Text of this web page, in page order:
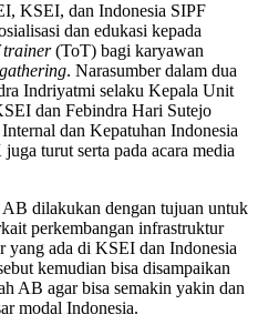
KSEI, dan Indonesia SIPF
dan edukasi kepada
(ToT) bagi karyawan
gathering. Narasumber dalam dua
Indriyatmi selaku Kepala Unit
dan Febindra Hari Sutejo
dan Kepatuhan Indonesia
turut serta pada acara media
dilakukan dengan tujuan untuk
perkembangan infrastruktur
yang ada di KSEI dan Indonesia
kemudian bisa disampaikan
AB agar bisa semakin yakin dan
modal Indonesia.